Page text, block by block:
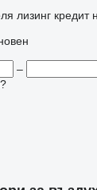
лизинг кредит
–